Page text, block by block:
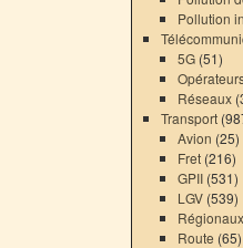
Pollution
5G (51)
Réseaux
Transport
Avion (25)
Fret (216)
GPII (531)
LGV (539)
Régionaux
Route (65)